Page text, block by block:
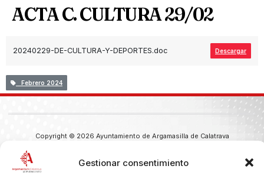
Gestionar consentimiento
ACTA C. CULTURA 29/02
20240229-DE-CULTURA-Y-DEPORTES.doc Descargar
Febrero 2024
Copyright © 2026 Ayuntamiento de Argamasilla de Calatrava